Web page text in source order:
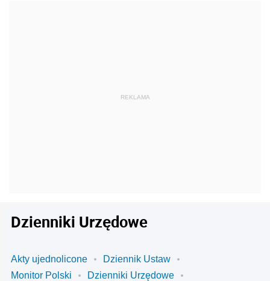
Dzienniki Urzędowe
Akty ujednolicone
Dziennik Ustaw
Monitor Polski
Dzienniki Urzędowe